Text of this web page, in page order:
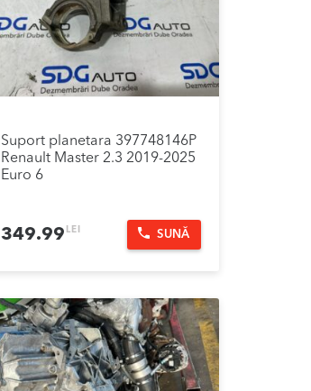
Suport planetara 397748146P
Renault Master 2.3 2019-2025
Euro 6
349.99 LEI SUNĂ